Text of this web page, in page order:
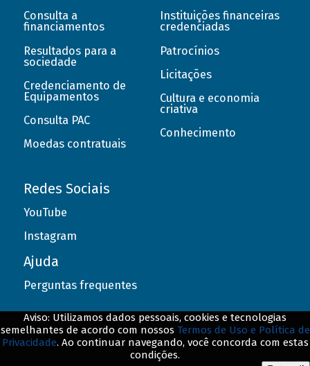
Consulta a
financiamentos
Resultados para a
sociedade
Credenciamento de
Equipamentos
Consulta PAC
Moedas contratuais
Instituições financeiras
credenciadas
Patrocínios
Licitações
Cultura e economia
criativa
Conhecimento
Redes Sociais
YouTube
Instagram
Ajuda
Perguntas frequentes
© BNDES. Todos os direitos reservados
Aviso: Utilizamos dados pessoais, cookies e tecnologias
semelhantes de acordo com nossos Termos de Uso e Política de
Privacidade. Ao continuar navegando, você concorda com estas
condições.